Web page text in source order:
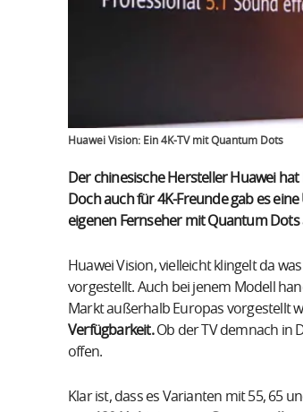
Huawei Vision: Ein 4K-TV mit Quantum Dots
Der chinesische Hersteller Huawei
Doch auch für 4K-Freunde gab es
eigenen Fernseher mit Quantum Dots
Huawei Vision, vielleicht klingelt da
vorgestellt. Auch bei jenem Modell
Markt außerhalb Europas vorgestellt
Verfügbarkeit.Ob der TV demnach in
offen.
Klar ist, dass es Varianten mit 55, 65